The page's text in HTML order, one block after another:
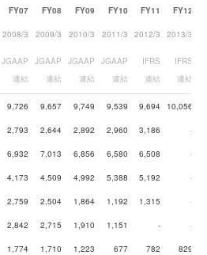
FY07 FY08 FY09 FY10 FY11 FY12
2008/3 2009/3 2010/3 2011/3 2012/3 2013/3
JGAAP
連結
JGAAP
連結
JGAAP
連結
JGAAP
連結
IFRS
連結
IFRS
連結
9,726 9,657 9,749 9,539 9,694 10,056
2,793 2,644 2,892 2,960 3,186 -
6,932 7,013 6,856 6,580 6,508 -
4,173 4,509 4,992 5,388 5,192 -
2,759 2,504 1,864 1,192 1,315 -
2,842 2,715 1,910 1,151 - -
1,774 1,710 1,223 677 782 829